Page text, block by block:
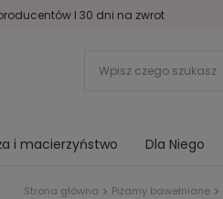
I 30 dni na zwrot
i macierzyństwo Dla Niego
Strona główna Piżamy bawełniane